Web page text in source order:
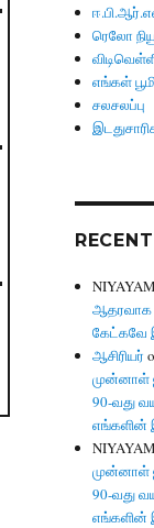
ரெலோ
எங்கள்
சலசலப்பு
NIYAYAM
ஆதரவாக
கேட்கவே
ஆசிரியர்
முன்னாள்
90-வது
எங்களின்
NIYAYAM
முன்னாள்
90-வது
எங்களின்